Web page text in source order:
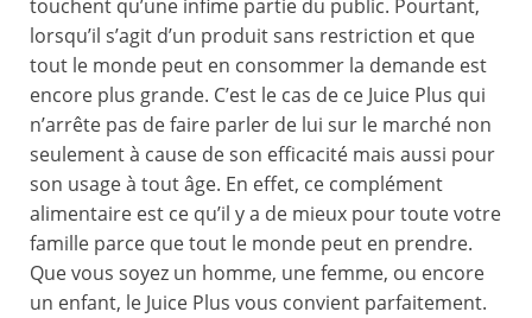
touchent qu’une infime partie du public. Pourtant,
lorsqu’il s’agit d’un produit sans restriction et que
tout le monde peut en consommer la demande est
encore plus grande. C’est le cas de ce Juice Plus qui
n’arrête pas de faire parler de lui sur le marché non
seulement à cause de son efficacité mais aussi pour
son usage à tout âge. En effet, ce complément
alimentaire est ce qu’il y a de mieux pour toute votre
famille parce que tout le monde peut en prendre.
Que vous soyez un homme, une femme, ou encore
un enfant, le Juice Plus vous convient parfaitement.